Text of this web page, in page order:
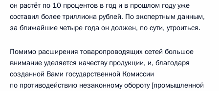
он растёт по 10 процентов в год и в прошлом году уже
составил более триллиона рублей. По экспертным данным,
за ближайшие четыре года он должен, по сути, утроиться.
Помимо расширения товаропроводящих сетей большое
внимание уделяется качеству продукции, и, благодаря
созданной Вами государственной Комиссии
по противодействию незаконному обороту [промышленной